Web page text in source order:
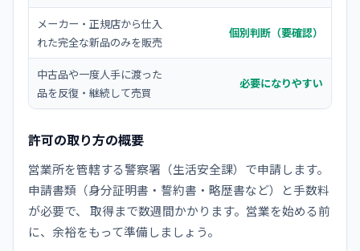
メーカー・正規店から仕入
れた完全な新品のみを販売
個別判断（要確認）
中古品や一度人手に渡った
品を反復・継続して売買
必要になりやすい
許可の取り方の概要
営業所を管轄する警察署（生活安全課）で申請します。
申請書類（身分証明書・誓約書・略歴書など）と手数料
が必要で、 取得まで数週間かかります。営業を始める前
に、余裕をもって準備しましょう。